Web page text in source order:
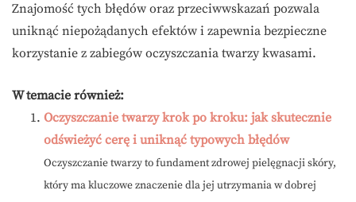
Znajomość tych błędów oraz przeciwwskazań pozwala
uniknąć niepożądanych efektów i zapewnia bezpieczne
korzystanie z zabiegów oczyszczania twarzy kwasami.
W temacie również:
Oczyszczanie twarzy krok po kroku: jak skutecznie
odświeżyć cerę i uniknąć typowych błędów
Oczyszczanie twarzy to fundament zdrowej pielęgnacji skóry,
który ma kluczowe znaczenie dla jej utrzymania w dobrej